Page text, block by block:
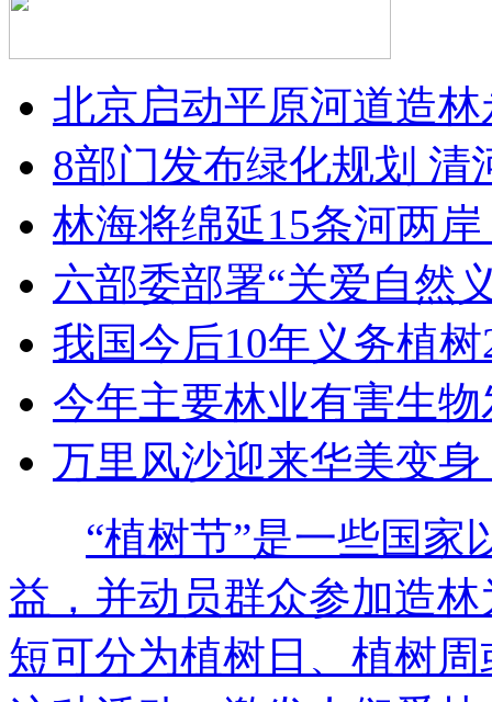
北京启动平原河道造
8部门发布绿化规划 清
林海将绵延15条河两
六部委部署“关爱自然
我国今后10年义务植
今年主要林业有害生
万里风沙迎来华美变
“植树节”是一些国家
益，并动员群众参加造
短可分为植树日、植树